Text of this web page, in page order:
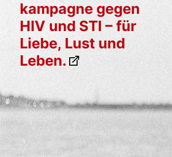
kampagne gegen
HIV und STI – für
Liebe, Lust und
Leben.